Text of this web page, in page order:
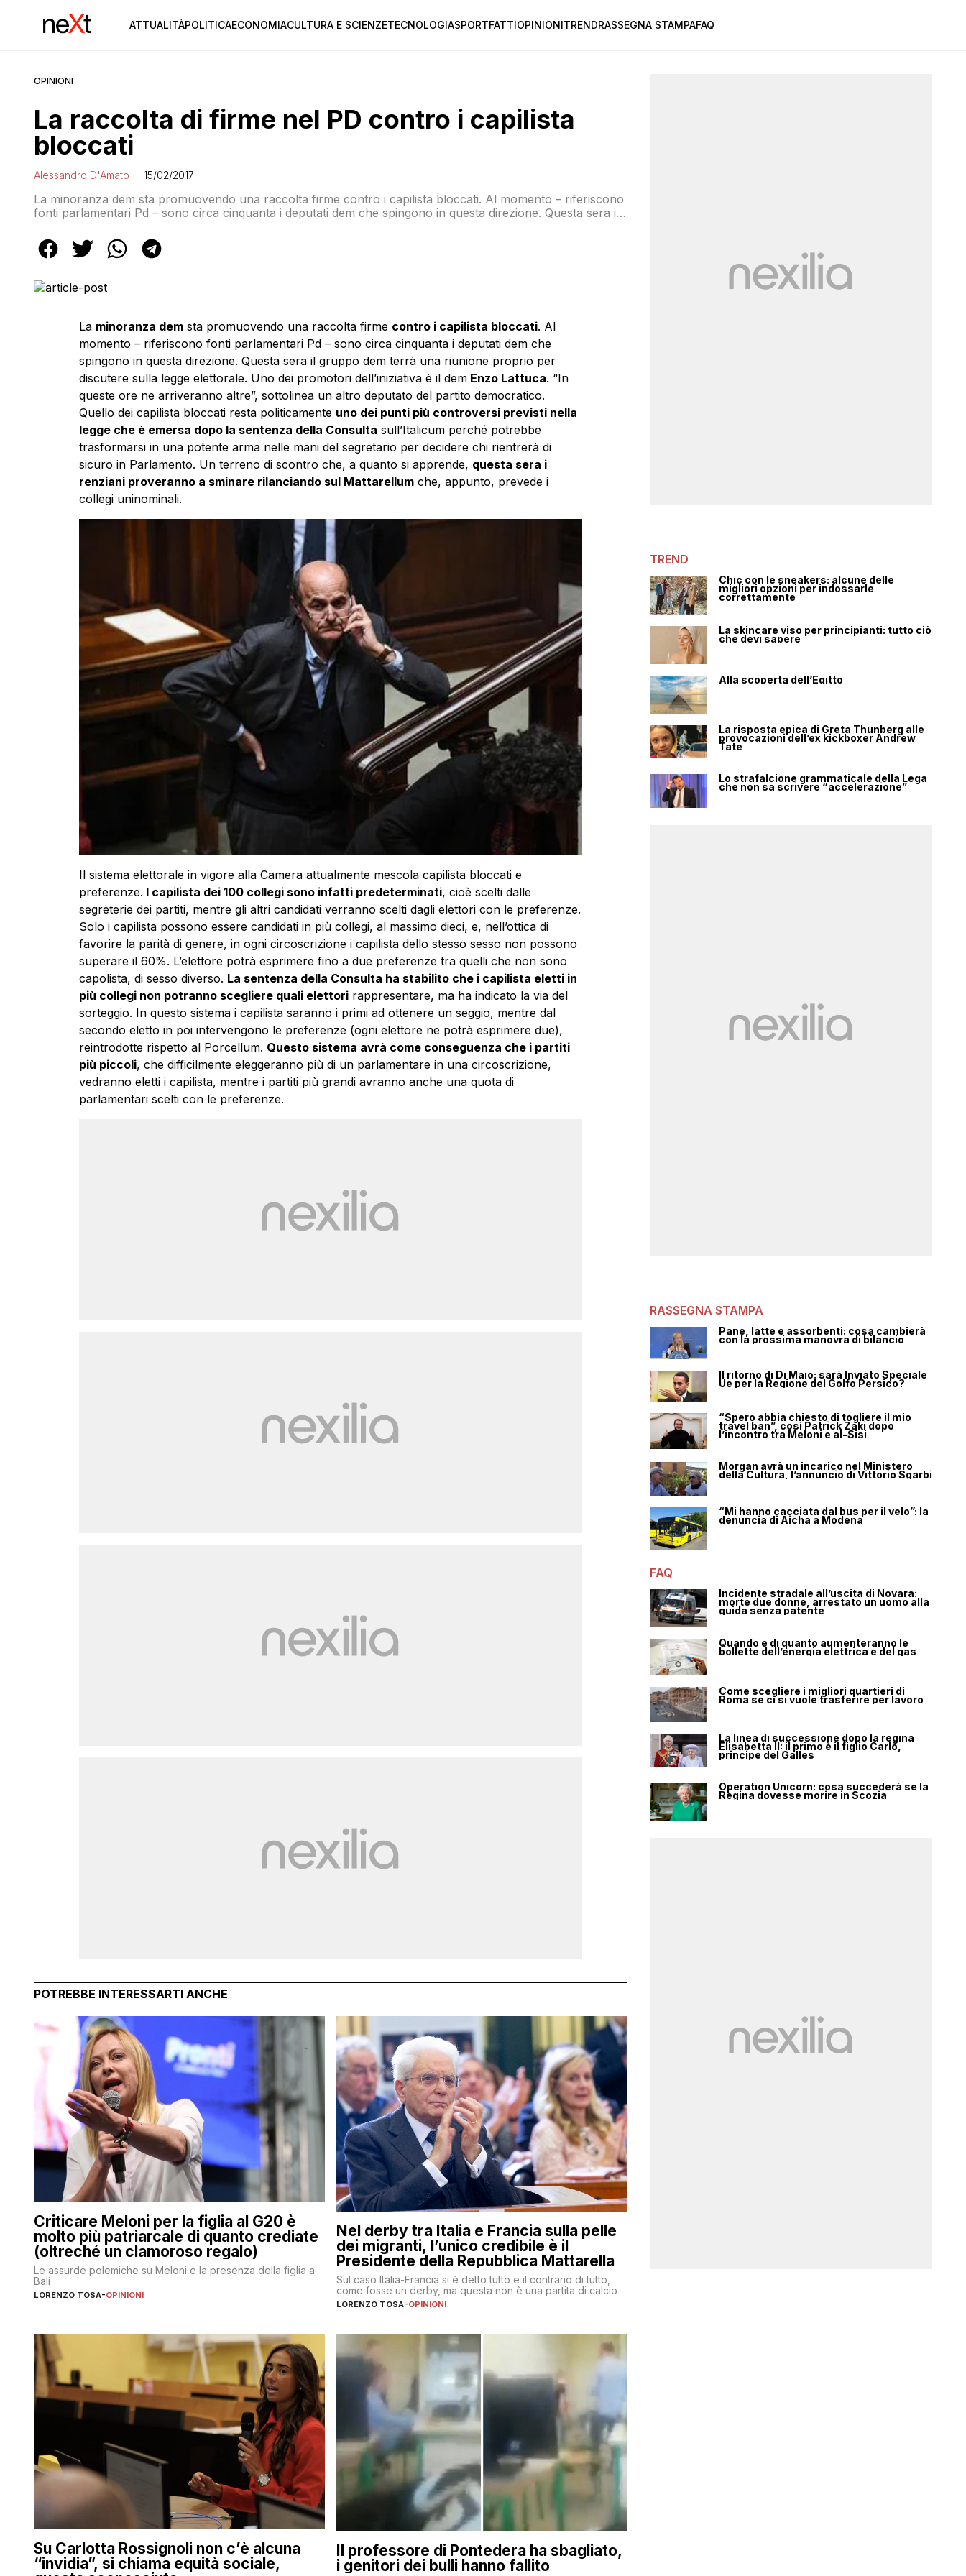
ATTUALITÀPOLITICAECONOMIACULTURA E SCIENZETECNOLOGIASPORTFATTIOPINIONITRENDRASSEGNA STAMPAFAQ
OPINIONI
La raccolta di firme nel PD contro i capilista
bloccati
Alessandro D'Amato 15/02/2017
La minoranza dem sta promuovendo una raccolta firme contro i capilista bloccati. Al momento – riferiscono
fonti parlamentari Pd – sono circa cinquanta i deputati dem che spingono in questa direzione. Questa sera il
il dem Enzo Lattuca. “In […]
La minoranza demsta promuovendo una raccolta firme contro i capilista bloccati. Al
momento – riferiscono fonti parlamentari Pd – sono circa cinquanta i deputati dem che
spingono in questa direzione. Questa sera il gruppo dem terrà una riunione proprio per
discutere sulla legge elettorale. Uno dei promotori dell’iniziativa è il demEnzo Lattuca. “In
queste ore ne arriveranno altre”, sottolinea un altro deputato del partito democratico.
Quello dei capilista bloccati resta politicamente uno dei punti più controversi previsti nella
legge che è emersa dopo la sentenza della Consulta sull’Italicum perché potrebbe
trasformarsi in una potente arma nelle mani del segretario per decidere chi rientrerà di
sicuro in Parlamento. Un terreno di scontro che, a quanto si apprende, questa sera i
renziani proveranno a sminare rilanciando sul Mattarellumche, appunto, prevede i
collegi uninominali.
Il sistema elettorale in vigore alla Camera attualmente mescola capilista bloccati e
preferenze. I capilista dei 100 collegi sono infatti predeterminati, cioè scelti dalle
segreterie dei partiti, mentre gli altri candidati verranno scelti dagli elettori con le preferenze.
Solo i capilista possono essere candidati in più collegi, al massimo dieci, e, nell’ottica di
favorire la parità di genere, in ogni circoscrizione i capilista dello stesso sesso non possono
superare il 60%. L’elettore potrà esprimere fino a due preferenze tra quelli che non sono
capolista, di sesso diverso. La sentenza della Consulta ha stabilito che i capilista eletti in
più collegi non potranno scegliere quali elettorirappresentare, ma ha indicato la via del
sorteggio. In questo sistema i capilista saranno i primi ad ottenere un seggio, mentre dal
secondo eletto in poi intervengono le preferenze (ogni elettore ne potrà esprimere due),
reintrodotte rispetto al Porcellum. Questo sistema avrà come conseguenza che i partiti
più piccoli, che difficilmente eleggeranno più di un parlamentare in una circoscrizione,
vedranno eletti i capilista, mentre i partiti più grandi avranno anche una quota di
parlamentari scelti con le preferenze.
POTREBBE INTERESSARTI ANCHE
Criticare Meloni per la figlia al G20 è
molto più patriarcale di quanto crediate
(oltreché un clamoroso regalo)
Le assurde polemiche su Meloni e la presenza della figlia a
Bali
LORENZO TOSA-OPINIONI
Nel derby tra Italia e Francia sulla pelle
dei migranti, l’unico credibile è il
Presidente della Repubblica Mattarella
Sul caso Italia-Francia si è detto tutto e il contrario di tutto,
come fosse un derby, ma questa non è una partita di calcio
LORENZO TOSA-OPINIONI
Su Carlotta Rossignoli non c’è alcuna
“invidia”, si chiama equità sociale,
Il professore di Pontedera ha sbagliato,
i genitori dei bulli hanno fallito
TREND
Chic con le sneakers: alcune delle
migliori opzioni per indossarle
correttamente
La skincare viso per principianti: tutto ciò
che devi sapere
Alla scoperta dell’Egitto
La risposta epica di Greta Thunberg alle
provocazioni dell’ex kickboxer Andrew
Tate
Lo strafalcione grammaticale della Lega
che non sa scrivere “accelerazione”
RASSEGNA STAMPA
Pane, latte e assorbenti: cosa cambierà
con la prossima manovra di bilancio
Il ritorno di Di Maio: sarà Inviato Speciale
Ue per la Regione del Golfo Persico?
“Spero abbia chiesto di togliere il mio
travel ban”, così Patrick Zaki dopo
l’incontro tra Meloni e al-Sisi
Morgan avrà un incarico nel Ministero
della Cultura, l’annuncio di Vittorio Sgarbi
“Mi hanno cacciata dal bus per il velo”: la
denuncia di Aicha a Modena
FAQ
Incidente stradale all’uscita di Novara:
morte due donne, arrestato un uomo alla
guida senza patente
Quando e di quanto aumenteranno le
bollette dell’energia elettrica e del gas
Come scegliere i migliori quartieri di
Roma se ci si vuole trasferire per lavoro
La linea di successione dopo la regina
Elisabetta II: il primo è il figlio Carlo,
principe del Galles
Operation Unicorn: cosa succederà se la
Regina dovesse morire in Scozia